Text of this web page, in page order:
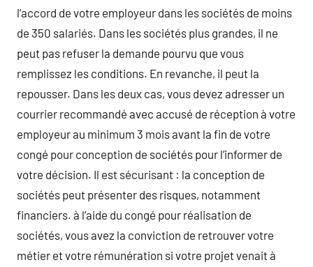
l’accord de votre employeur dans les sociétés de moins
de 350 salariés. Dans les sociétés plus grandes, il ne
peut pas refuser la demande pourvu que vous
remplissez les conditions. En revanche, il peut la
repousser. Dans les deux cas, vous devez adresser un
courrier recommandé avec accusé de réception à votre
employeur au minimum 3 mois avant la fin de votre
congé pour conception de sociétés pour l’informer de
votre décision. Il est sécurisant : la conception de
sociétés peut présenter des risques, notamment
financiers. à l’aide du congé pour réalisation de
sociétés, vous avez la conviction de retrouver votre
métier et votre rémunération si votre projet venait à